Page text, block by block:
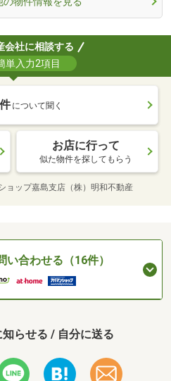
会社に相談する
単入力2項目
について聞く
お店に行って
似た物件を探してもらう
ョップ嘉島支店（株）明和不動産
い合わせる（16件）
らせる / 自分に送る